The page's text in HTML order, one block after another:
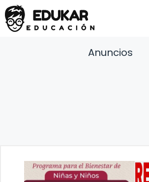
Saltar
al
contenido
Anuncios